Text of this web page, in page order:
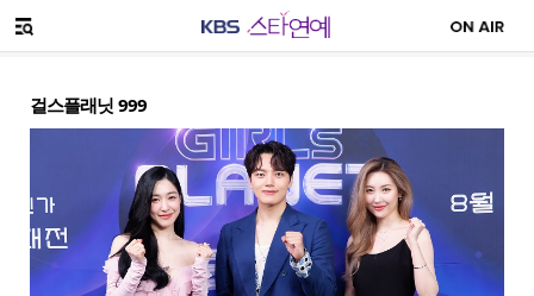
메뉴 열기
걸스플래닛 999